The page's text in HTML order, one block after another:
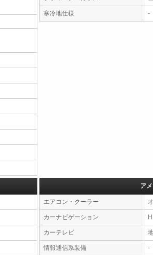
寒冷地仕様 -
ア
エアコン・クーラー
カーナビゲーション
カーテレビ
情報通信系装備 -